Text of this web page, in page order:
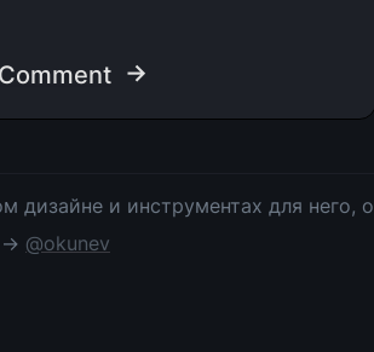
→
дизайне и инструментах для него, о
→ @okunev